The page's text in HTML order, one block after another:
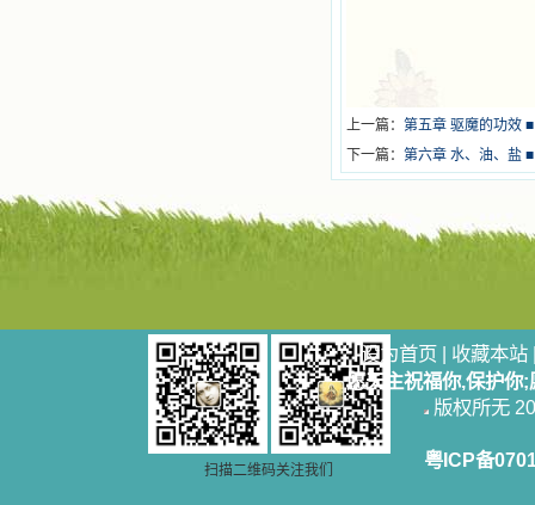
上一篇： 第五章 驱魔的功效
下一篇： 第六章 水、油、盐
扫描二维码关注我们
设为首页 | 收藏本站
愿天主祝福你,保护你
版权所无
粤ICP备